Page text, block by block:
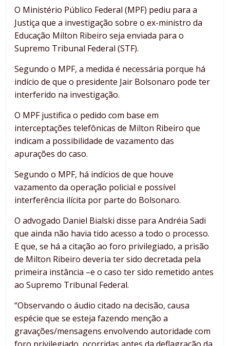
O Ministério Público Federal (MPF) pediu para a
Justiça que a investigação sobre o ex-ministro da
Educação Milton Ribeiro seja enviada para o
Supremo Tribunal Federal (STF).
Segundo o MPF, a medida é necessária porque há
indício de que o presidente Jair Bolsonaro pode ter
interferido na investigação.
O MPF justifica o pedido com base em
interceptações telefônicas de Milton Ribeiro que
indicam a possibilidade de vazamento das
apurações do caso.
Segundo o MPF, há indícios de que houve
vazamento da operação policial e possível
interferência ilícita por parte do Bolsonaro.
O advogado Daniel Bialski disse para Andréia Sadi
que ainda não havia tido acesso a todo o processo.
E que, se há a citação ao foro privilegiado, a prisão
de Milton Ribeiro deveria ter sido decretada pela
primeira instância –e o caso ter sido remetido antes
ao Supremo Tribunal Federal.
“Observando o áudio citado na decisão, causa
espécie que se esteja fazendo menção a
gravações/mensagens envolvendo autoridade com